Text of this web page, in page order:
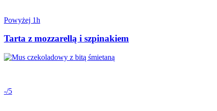
Powyżej 1h
Tarta z mozzarellą i szpinakiem
-/5